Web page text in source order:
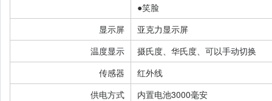
显示屏
亚克力显示屏
温度显示
摄氏度、华氏度、可以手动切换
传感器
红外线
供电方式
内置电池3000毫安